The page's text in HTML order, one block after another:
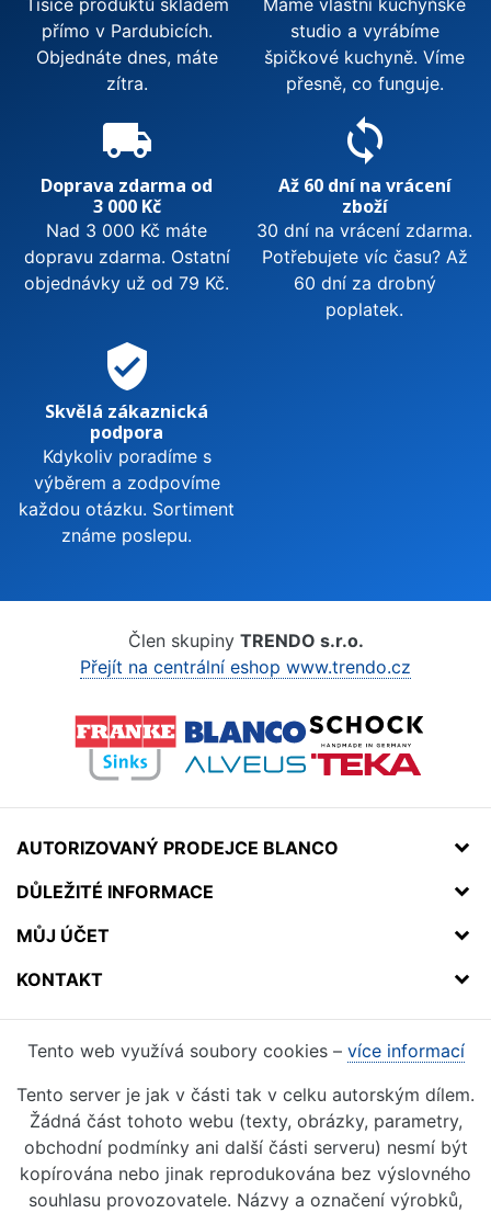
Tisíce produktů skladem
přímo v Pardubicích.
Objednáte dnes, máte
zítra.
Máme vlastní kuchyňské
studio a vyrábíme
špičkové kuchyně. Víme
přesně, co funguje.
local_shipping
Doprava zdarma od
3 000 Kč
Nad 3 000 Kč máte
dopravu zdarma. Ostatní
objednávky už od 79 Kč.
sync
Až 60 dní na vrácení
zboží
30 dní na vrácení zdarma.
Potřebujete víc času? Až
60 dní za drobný
poplatek.
verified_user
Skvělá zákaznická
podpora
Kdykoliv poradíme s
výběrem a zodpovíme
každou otázku. Sortiment
známe poslepu.
Člen skupiny TRENDO s.r.o.
Přejít na centrální eshop www.trendo.cz
AUTORIZOVANÝ PRODEJCE BLANCO
DŮLEŽITÉ INFORMACE
MŮJ ÚČET
KONTAKT
Tento web využívá soubory cookies – více informací
Tento server je jak v části tak v celku autorským dílem.
Žádná část tohoto webu (texty, obrázky, parametry,
obchodní podmínky ani další části serveru) nesmí být
kopírována nebo jinak reprodukována bez výslovného
souhlasu provozovatele. Názvy a označení výrobků,